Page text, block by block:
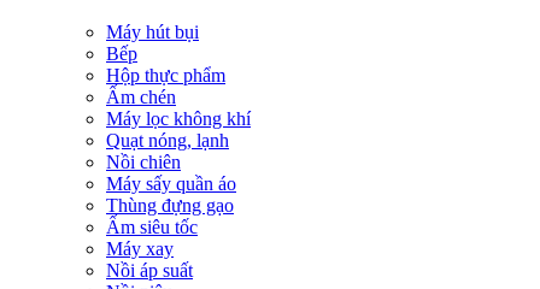
Máy hút bụi
Bếp
Hộp thực phẩm
Ấm chén
Máy lọc không khí
Quạt nóng, lạnh
Nồi chiên
Máy sấy quần áo
Thùng đựng gạo
Ấm siêu tốc
Máy xay
Nồi áp suất